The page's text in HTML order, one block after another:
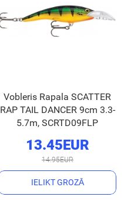
Vobleris Rapala SCATTER
RAP TAIL DANCER 9cm 3.3-
5.7m, SCRTD09FLP
13.45EUR
14.95EUR
IELIKT GROZĀ